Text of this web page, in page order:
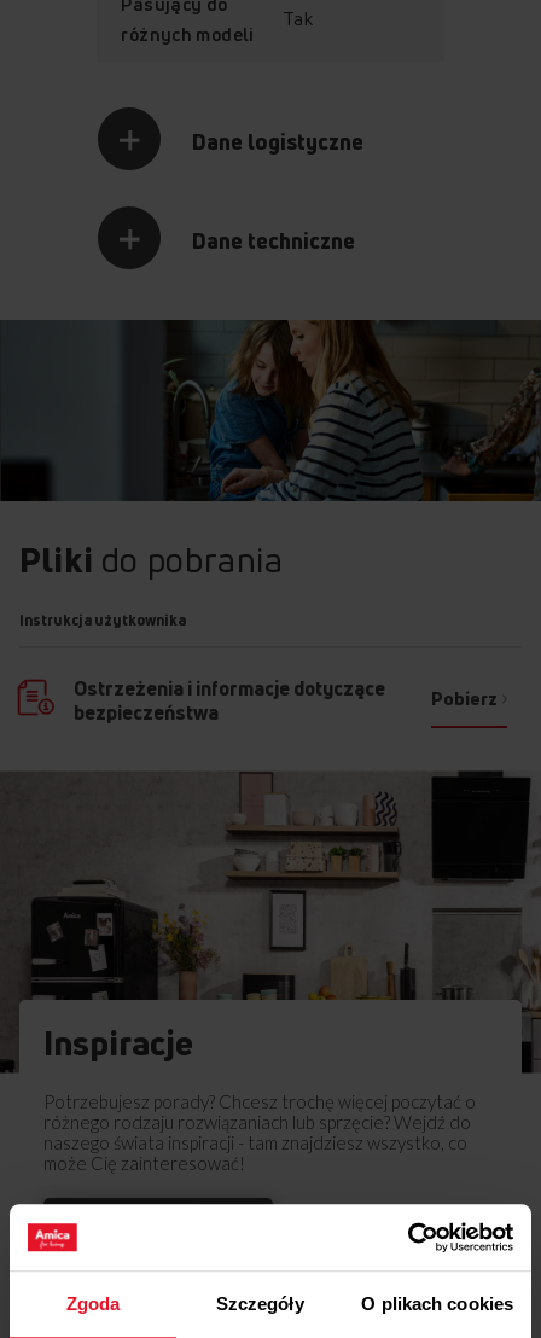
Zgoda Szczegóły O plikach cookies
różnych modeli
Tak
Dane logistyczne
Dane techniczne
Pliki do pobrania
Instrukcja użytkownika
Ostrzeżenia i informacje dotyczące
bezpieczeństwa
Pobierz
Inspiracje
Potrzebujesz porady? Chcesz trochę więcej poczytać o
różnego rodzaju rozwiązaniach lub sprzęcie? Wejdź do
naszego świata inspiracji - tam znajdziesz wszystko, co
może Cię zainteresować!
Dowiedz się więcej
Opinie